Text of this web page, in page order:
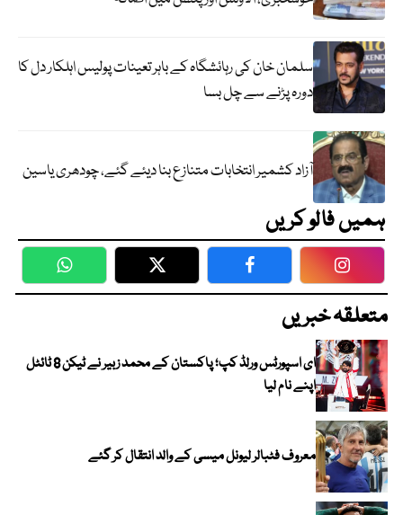
سلمان خان کی رہائشگاہ کے باہر تعینات پولیس اہلکار دل کا
دورہ پڑنے سے چل بسا
آزاد کشمیر انتخابات متنازع بنا دیئے گئے، چودھری یاسین
ہمیں فالو کریں
WhatsApp Twitter Facebook
متعلقہ خبریں
ای اسپورٹس ورلڈ کپ؛ پاکستان کے محمد زبیر نے ٹیکن 8 ٹائٹل
اپنے نام لیا
معروف فٹبالر لیونل میسی کے والد انتقال کر گئے